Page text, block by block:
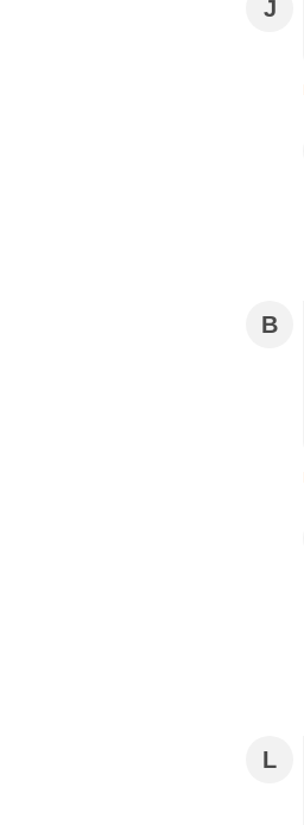
J
B
L